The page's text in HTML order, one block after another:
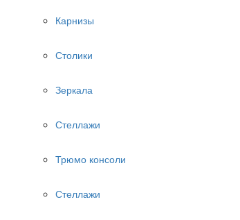
Карнизы
Столики
Зеркала
Стеллажи
Трюмо консоли
Стеллажи